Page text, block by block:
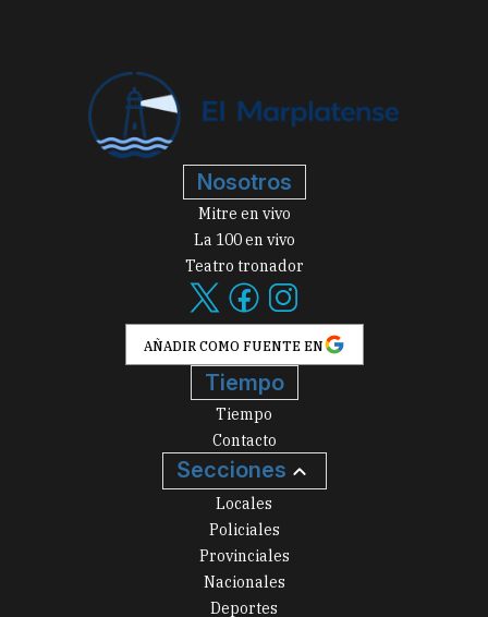
Nosotros
Mitre en vivo
La 100 en vivo
Teatro tronador
AÑADIR COMO FUENTE EN
Tiempo
Tiempo
Contacto
Secciones
Locales
Policiales
Provinciales
Nacionales
Deportes